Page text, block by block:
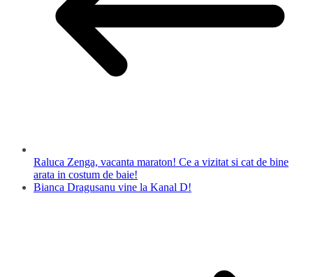
Raluca Zenga, vacanta maraton! Ce a vizitat si cat de bine
arata in costum de baie!
Bianca Dragusanu vine la Kanal D!